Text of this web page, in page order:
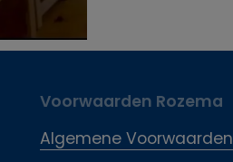
Voorwaarden Rozema
Algemene Voorwaarden